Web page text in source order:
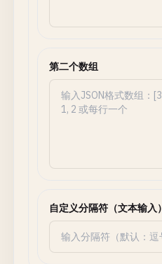
第二个数组
自定义分隔符（文本输入）